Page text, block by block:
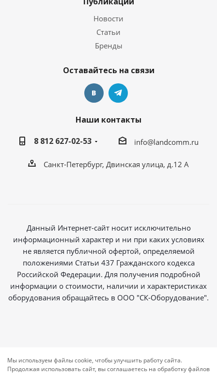
Новости
Статьи
Бренды
Оставайтесь на связи
Наши контакты
8 812 627-02-53
info@landcomm.ru
Санкт-Петербург, Двинская улица, д.12 А
Данный Интернет-сайт носит исключительно
информационный характер и ни при каких условиях
не является публичной офертой, определяемой
положениями Статьи 437 Гражданского кодекса
Российской Федерации. Для получения подробной
информации о стоимости, наличии и характеристиках
оборудования обращайтесь в ООО "СК-Оборудование".
Мы используем файлы cookie, чтобы улучшить работу сайта.
Продолжая использовать сайт, вы соглашаетесь на обработку файлов